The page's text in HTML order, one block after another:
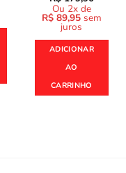
Ou 2x de
R$89,95 sem
juros
ADICIONAR
AO
CARRINHO